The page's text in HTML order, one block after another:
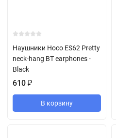
Наушники Hoco ES62 Pretty
neck-hang BT earphones -
Black
610 ₽
В корзину